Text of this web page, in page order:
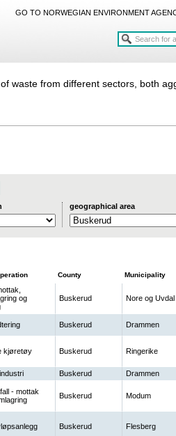
GO TO NORWEGIAN ENVIRONMENT
waste from different sectors, both
geographical area
County Municipality
og
Buskerud Nore og Uvdal
Buskerud Drammen
kjøretøy Buskerud Ringerike
Buskerud Drammen
- mottak
Buskerud Modum
Buskerud Flesberg